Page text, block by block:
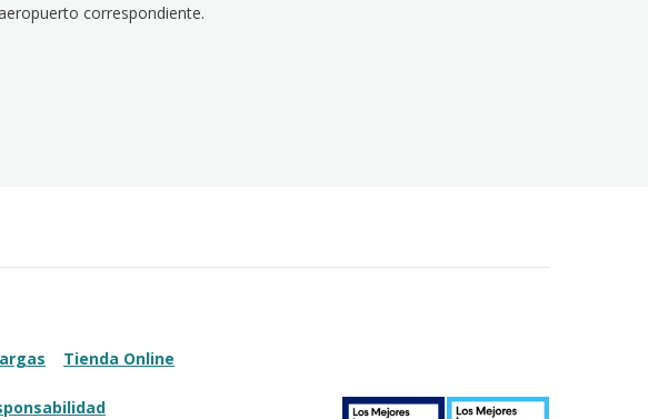
correspondiente.
Tienda Online